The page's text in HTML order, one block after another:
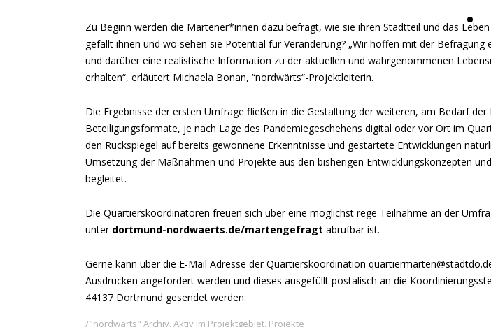
Zu Beginn werden die Martener*innen dazu befragt, wie sie ihren Stadtteil und das
gefällt ihnen und wo sehen sie Potential für Veränderung? „Wir hoffen mit der Befragung
und darüber eine realistische Information zu der aktuellen und wahrgenommenen
erhalten“, erläutert Michaela Bonan, “nordwärts“-Projektleiterin.
Die Ergebnisse der ersten Umfrage fließen in die Gestaltung der weiteren, am Bedarf
Beteiligungsformate, je nach Lage des Pandemiegeschehens digital oder vor Ort im
den Rückspiegel auf bereits gewonnene Erkenntnisse und gestartete Entwicklungen
Umsetzung der Maßnahmen und Projekte aus den bisherigen Entwicklungskonzepten
begleitet.
Die Quartierskoordinatoren freuen sich über eine möglichst rege Teilnahme an der
unter dortmund-nordwaerts.de/martengefragt abrufbar ist.
Gerne kann über die E-Mail Adresse der Quartierskoordination
Ausdrucken angefordert werden und dieses ausgefüllt postalisch an die
44137 Dortmund gesendet werden.
"nordwärts" Archiv, Aktiv im Projektgebiet, Projekte